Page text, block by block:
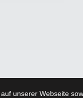
unserer Webseite